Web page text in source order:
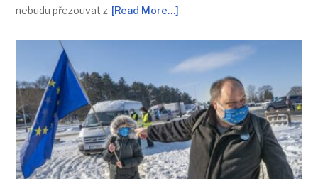
nebudu přezouvat z [Read More…]